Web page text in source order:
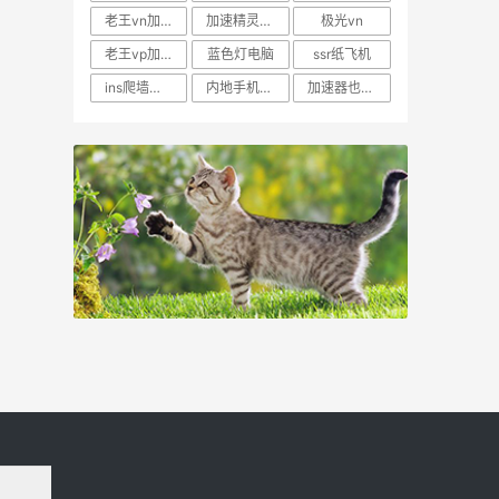
老王vn加速器免费
加速精灵官网
极光vn
老王vp加速器n
蓝色灯电脑
ssr纸飞机
ins爬墙软件最好用
内地手机登录facebook 加速器也可以上外网吗